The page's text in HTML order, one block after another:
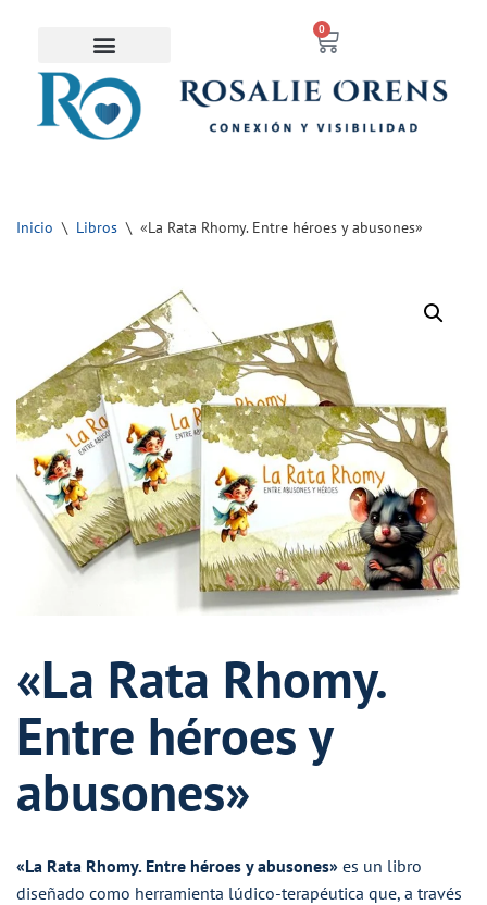
contenido
0
Inicio \ Libros \ «La Rata Rhomy. Entre héroes y abusones»
«La Rata Rhomy.
Entre héroes y
abusones»
«La Rata Rhomy. Entre héroes y abusones» es un libro
diseñado como herramienta lúdico-terapéutica que, a través